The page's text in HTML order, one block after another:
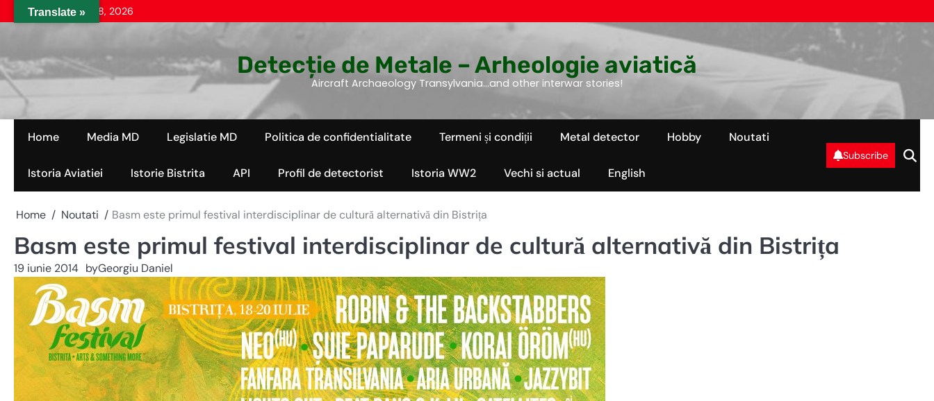
to
sâmbătă, aug. 08, 2026
Detecție de Metale – Arheologie aviatică
Aircraft Archaeology Transylvania…and other interwar stories!
Home Media MD Legislatie MD Politica de confidentialitate Termeni și condiții Metal detector Hobby Noutati
Istoria Aviatiei Istorie Bistrita API Profil de detectorist Istoria WW2 Vechi si actual English
Subscribe
Home Noutati Basm este primul festival interdisciplinar de cultură alternativă din Bistrița
Basm este primul festival interdisciplinar de cultură alternativă din Bistrița
19 iunie 2014 byGeorgiu Daniel
Translate »